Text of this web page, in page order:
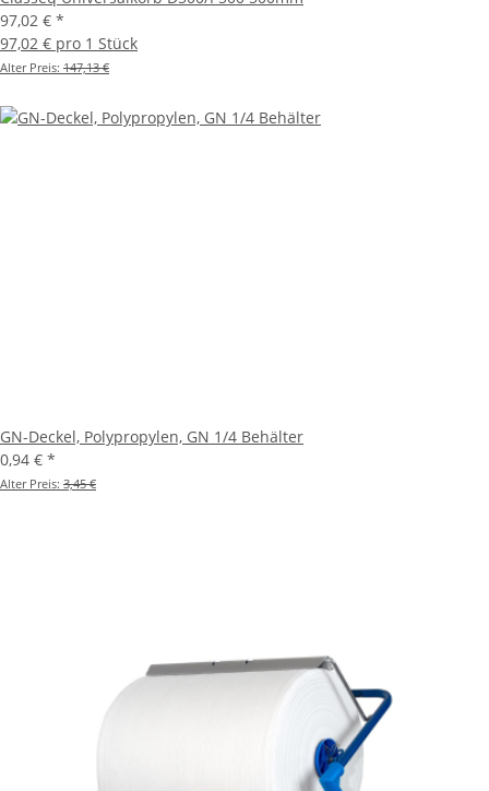
97,02 € *
97,02 € pro 1 Stück
Alter Preis: 147,13 €
GN-Deckel, Polypropylen, GN 1/4 Behälter
0,94 € *
Alter Preis: 3,45 €